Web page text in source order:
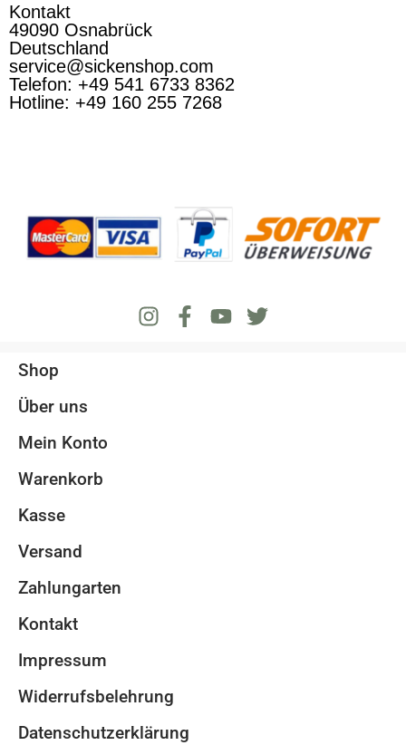
Kontakt
49090 Osnabrück
Deutschland
service@sickenshop.com
Telefon: +49 541 6733 8362
Hotline: +49 160 255 7268
Shop
Über uns
Mein Konto
Warenkorb
Kasse
Versand
Zahlungarten
Kontakt
Impressum
Widerrufsbelehrung
Datenschutzerklärung